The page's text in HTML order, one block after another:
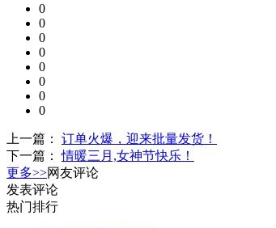
0
0
0
0
0
0
0
0
上一篇： 订单火爆，迎来批量发货！
下一篇：情暖三月,女神节快乐！
更多>>网友评论
发表评论
热门排行